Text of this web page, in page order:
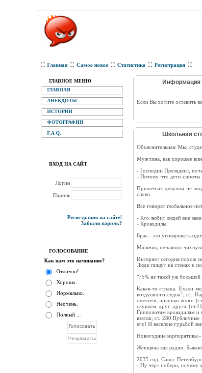
:: Главная :: Самое новое :: Статистика :: Регистрация ::
ГЛАВНОЕ МЕНЮ
ГЛАВНАЯ
АНЕКДОТЫ
ИСТОРИИ
ФОТОГРАФИИ
F.A.Q.
ВХОД НА САЙТ
Логин
Пароль
Регистрация на сайте!
Забыли пароль?
ГОЛОСОВАНИЕ
Как вам это начинание?
Отлично!
Хорошо.
Нормально.
Неочень.
Полный ...
Информация
Eсли Вы хотите оставить
Школьная
Объяснительная: Мы,
Мужчина, как хорошее
- Господин Президент,
- Потому что дети-сироты
Приличная девушка не
слово.
Все говорят глобальное
- Кто любит людей вне
- Крокодилы.
Брак - это уговаривать
Мальчик, нечаянно
Интернет сегодня похож
Люди пишут на стенах и
"75% не такой уж большой
Какая-то страна. Ехали
воздушного судна"; ст.
смеются, пряники жуют
скушали друг друга
Гиппопотам крокодилам
взятки; ст. 280
его! И веселою гурьбой
Новогодние корпоративы -
Женщина как радио.
2035 год. Санкт-
- Ну чёрт побери, почему